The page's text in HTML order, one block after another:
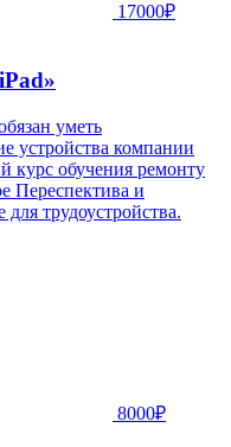
17000₽
уметь
устройства компании
курс обучения ремонту
Переспектива и
трудоустройства.
8000₽